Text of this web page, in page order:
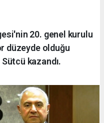
20. genel kurulu
düzeyde olduğu
kazandı.